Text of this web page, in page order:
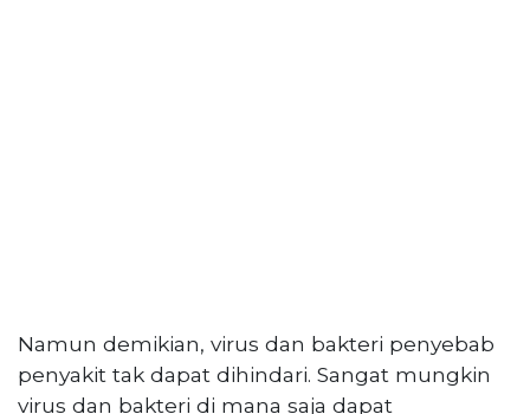
Namun demikian, virus dan bakteri penyebab
penyakit tak dapat dihindari. Sangat mungkin
virus dan bakteri di mana saja dapat